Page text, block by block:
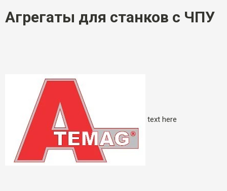
Агрегаты для станков с ЧПУ
text here